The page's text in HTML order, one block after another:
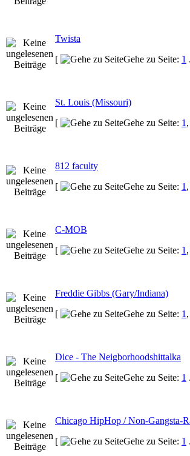
Twista
[
Gehe zu Seite: 1
St. Louis (Missouri)
[
Gehe zu Seite: 1 ,
812 faculty
[
Gehe zu Seite: 1 ,
C-MOB
[
Gehe zu Seite: 1 ,
Freddie Gibbs (Gary/Indiana)
[
Gehe zu Seite: 1 ,
Dice - The Neigborhoodshittalka
[
Gehe zu Seite: 1
Chicago HipHop / Non-Gangsta-
[
Gehe zu Seite: 1